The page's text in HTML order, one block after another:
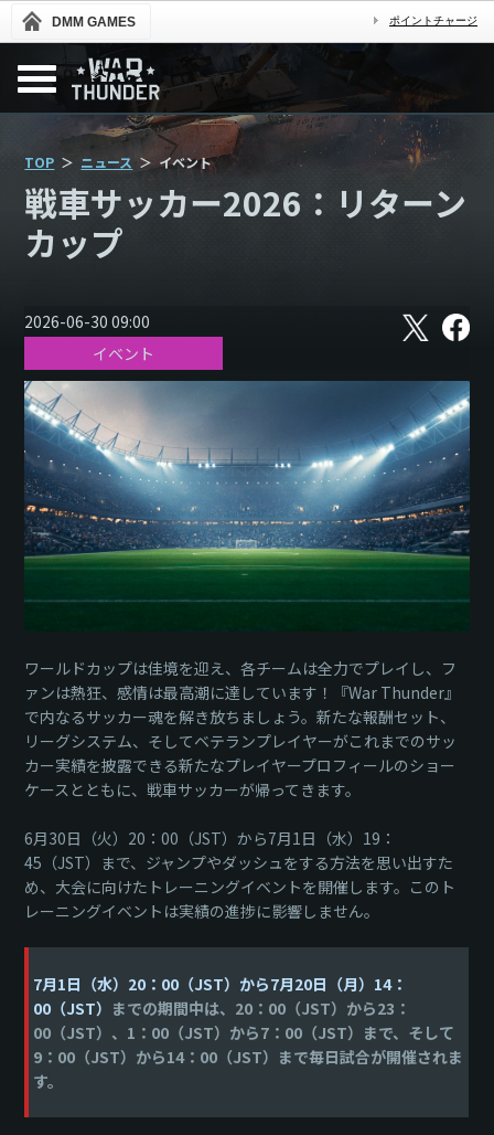
DMM GAMES ポイントチャージ
TOP ニュース イベント
戦車サッカー2026：リターン
カップ
2026-06-30 09:00 X フ
ェ
ス
ブ
ッ
ク
イベント
ワールドカップは佳境を迎え、各チームは全力でプレイし、フ
ァンは熱狂、感情は最高潮に達しています！『War Thunder』
で内なるサッカー魂を解き放ちましょう。新たな報酬セット、
リーグシステム、そしてベテランプレイヤーがこれまでのサッ
カー実績を披露できる新たなプレイヤープロフィールのショー
ケースとともに、戦車サッカーが帰ってきます。
6月30日（火）20：00（JST）から7月1日（水）19：
45（JST）まで、ジャンプやダッシュをする方法を思い出すた
め、大会に向けたトレーニングイベントを開催します。このト
レーニングイベントは実績の進捗に影響しません。
7月1日（水）20：00（JST）から7月20日（月）14：
00（JST） までの期間中は、20：00（JST）から23：
00（JST）、1：00（JST）から7：00（JST）まで、そして
9：00（JST）から14：00（JST）まで毎日試合が開催されま
す。